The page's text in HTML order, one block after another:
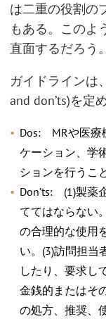
は二重の役割の
もある。このよ
直面するだろう。
ガイドラインは
and don’ts)を定
Dos: MRや医療
ケーション、学
ションを行うこ
Don’ts: (1)製薬
ててはならない
の合理的な使用
い。(3)訪問担当
したり、要求し
金銭的またはそ
の処方、推奨、